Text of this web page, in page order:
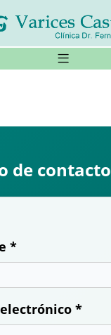
de contacto
*
*